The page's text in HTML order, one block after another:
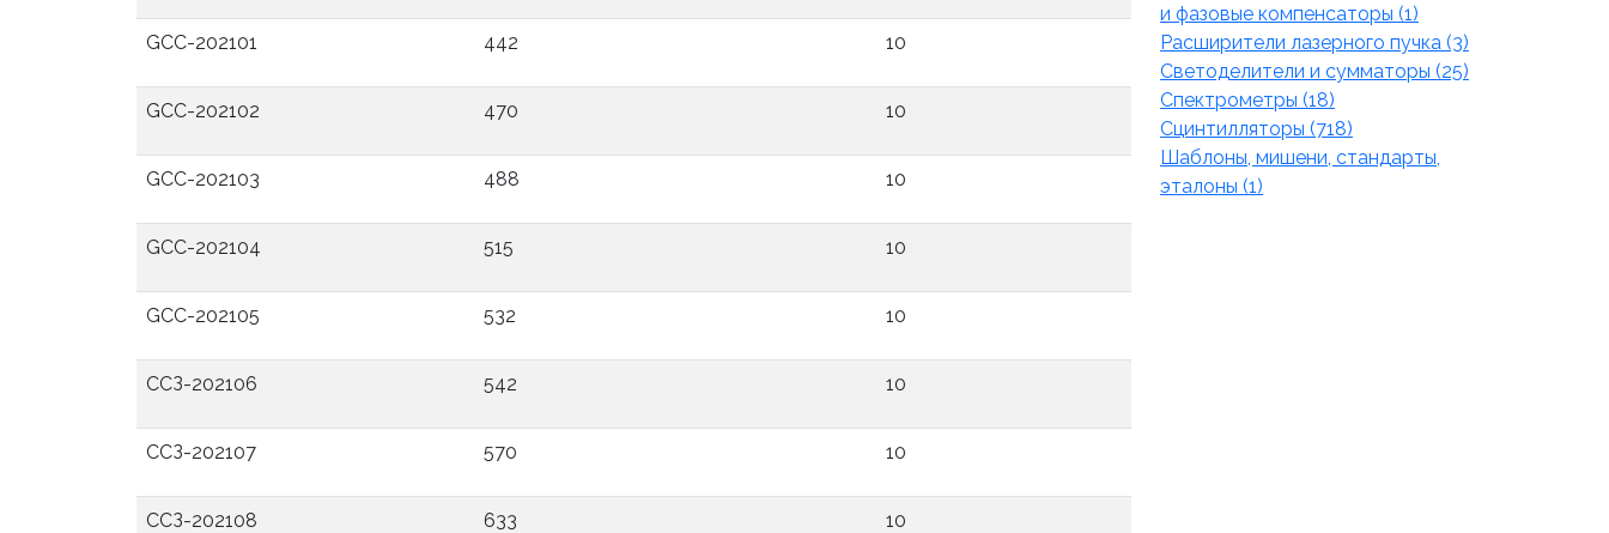
GCC-202101 442 10
GCC-202102 470 10
GCC-202103 488 10
GCC-202104 515 10
GCC-202105 532 10
ССЗ-202106 542 10
ССЗ-202107 570 10
ССЗ-202108 633 10
и фазовые компенсаторы (1)
Расширители лазерного пучка (3)
Светоделители и сумматоры (25)
Спектрометры (18)
Сцинтилляторы (718)
Шаблоны, мишени, стандарты,
эталоны (1)